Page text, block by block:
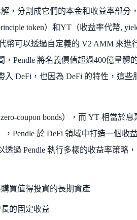
，分割成它們的本金和收益率部分
token）和YT（收益率代幣,
幣可以透過自定義的 V2 AMM 來進
，Pendle 將名義價值超過400億量體
入 DeFi，也因為 DeFi 的特性，這些
coupon bonds），而 YT 相當於息
，Pendle 於 DeFi 領域中打造一個收
透過 Pendle 執行多樣的收益率策略
買值得投資的長期資產
的固定收益